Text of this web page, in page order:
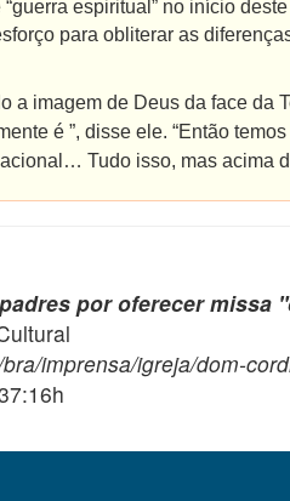
espiritual” no início
para obliterar as
a imagem de Deus da face
é ”, disse ele. “Então
Tudo isso, mas acima
por oferecer missa
imprensa/igreja/dom-